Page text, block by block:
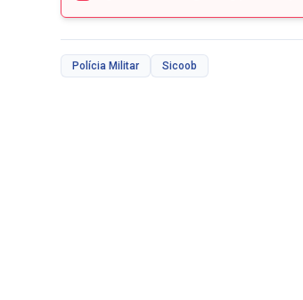
Polícia Militar Sicoob